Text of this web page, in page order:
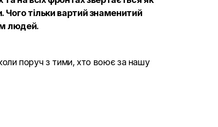
Чого тільки вартий знаменитий
людей.
поруч з тими, хто воює за нашу